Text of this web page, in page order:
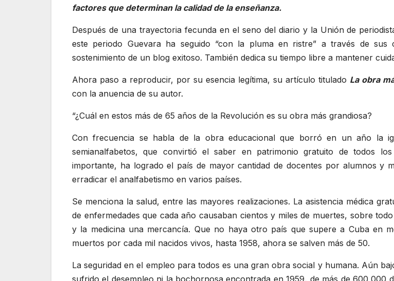
factores que determinan la calidad de la enseñanza.
Después de una trayectoria fecunda en el seno del diario y la Unión de
este periodo Guevara ha seguido “con la pluma en ristre” a través de sus
sostenimiento de un blog exitoso. También dedica su tiempo libre a mantener
Ahora paso a reproducir, por su esencia legítima, su artículo titulado La obra
con la anuencia de su autor.
“¿Cuál en estos más de 65 años de la Revolución es su obra más grandiosa?
Con frecuencia se habla de la obra educacional que borró en un año la
semianalfabetos, que convirtió el saber en patrimonio gratuito de todos
importante, ha logrado el país de mayor cantidad de docentes por alumnos y
erradicar el analfabetismo en varios países.
Se menciona la salud, entre las mayores realizaciones. La asistencia médica
de enfermedades que cada año causaban cientos y miles de muertes, sobre
y la medicina una mercancía. Que no haya otro país que supere a Cuba en
muertos por cada mil nacidos vivos, hasta 1958, ahora se salven más de 50.
La seguridad en el empleo para todos es una gran obra social y humana. Aún